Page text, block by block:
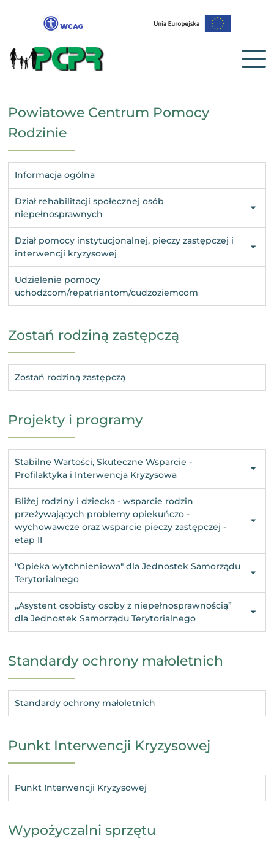
Powiatowe Centrum Pomocy
Rodzinie
Informacja ogólna
Dział rehabilitacji społecznej osób
niepełnosprawnych
Dział pomocy instytucjonalnej, pieczy zastępczej i
interwencji kryzysowej
Udzielenie pomocy
uchodźcom/repatriantom/cudzoziemcom
Zostań rodziną zastępczą
Zostań rodziną zastępczą
Projekty i programy
Stabilne Wartości, Skuteczne Wsparcie -
Profilaktyka i Interwencja Kryzysowa
Bliżej rodziny i dziecka - wsparcie rodzin
przeżywających problemy opiekuńczo -
wychowawcze oraz wsparcie pieczy zastępczej -
etap II
"Opieka wytchnieniowa" dla Jednostek Samorządu
Terytorialnego
„Asystent osobisty osoby z niepełnosprawnością”
dla Jednostek Samorządu Terytorialnego
Standardy ochrony małoletnich
Standardy ochrony małoletnich
Punkt Interwencji Kryzysowej
Punkt Interwencji Kryzysowej
Wypożyczalni sprzętu